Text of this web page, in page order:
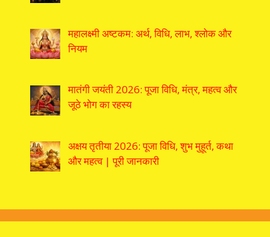
महालक्ष्मी अष्टकम: अर्थ, विधि, लाभ, श्लोक और
नियम
मातंगी जयंती 2026: पूजा विधि, मंत्र, महत्व और
जूठे भोग का रहस्य
अक्षय तृतीया 2026: पूजा विधि, शुभ मुहूर्त, कथा
और महत्व | पूरी जानकारी